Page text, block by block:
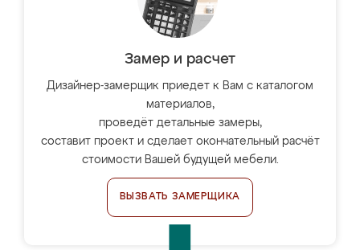
Замер и расчет
Дизайнер-замерщик приедет к Вам с каталогом
материалов,
проведёт детальные замеры,
составит проект и сделает окончательный расчёт
стоимости Вашей будущей мебели.
ВЫЗВАТЬ ЗАМЕРЩИКА